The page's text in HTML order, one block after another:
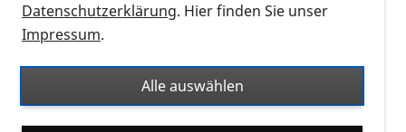
Auf dieser Seite finden Sie sämtliches Infomaterial
Ort. Nutzen Sie den Formatfilter, um ausschließlich
nach Flyern und Broschüren, Audios oder Videos zu
suchen. Die meisten Flyer und Broschüren werden in
Datenschutzerklärung. Hier finden Sie unser
Impressum.
Alle auswählen